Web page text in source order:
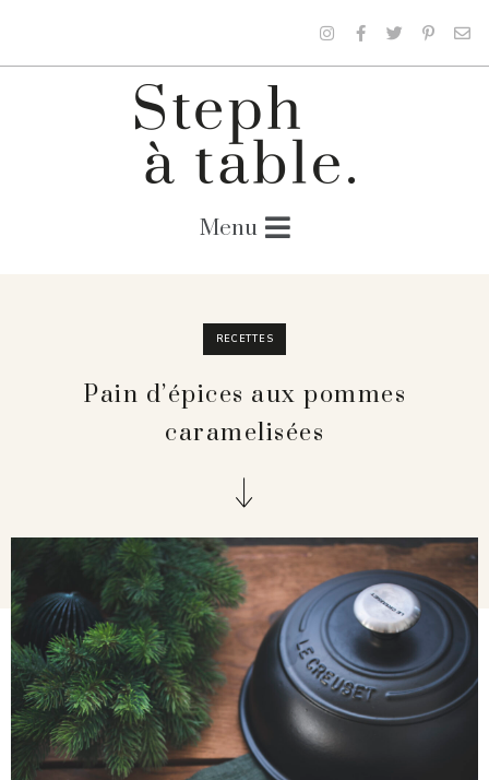
RECETTES
Pain d’épices aux pommes
caramelisées